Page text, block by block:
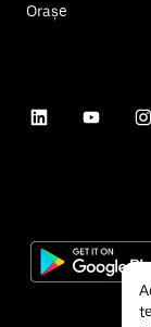
Orașe